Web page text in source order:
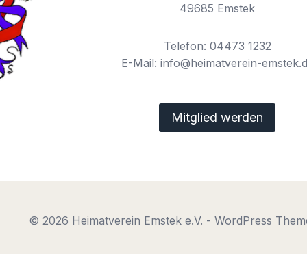
49685 Emstek
Telefon: 04473 1232
E-Mail: info@heimatverein-
Mitglied werden
© 2026 Heimatverein Emstek e.V. - WordPress